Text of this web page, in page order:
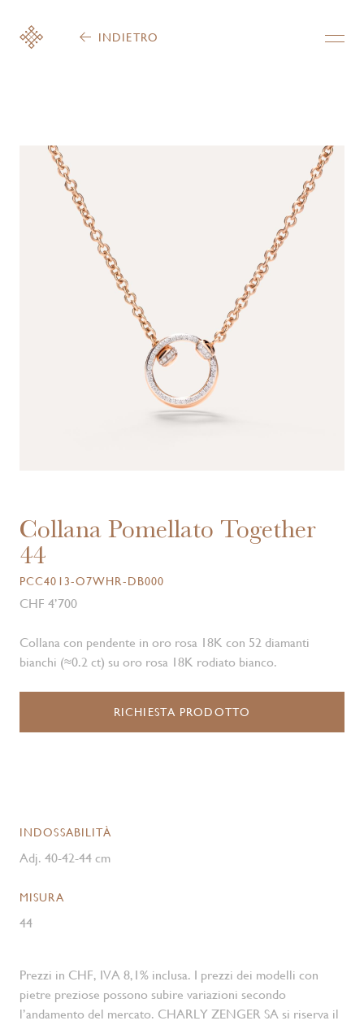
INDIETRO
Collana Pomellato Together
44
PCC4013-O7WHR-DB000
CHF 4’700
Collana con pendente in oro rosa 18K con 52 diamanti
bianchi (≈0.2 ct) su oro rosa 18K rodiato bianco.
RICHIESTA PRODOTTO
INDOSSABILITÀ
Adj. 40-42-44 cm
MISURA
44
Prezzi in CHF, IVA 8,1% inclusa. I prezzi dei modelli con
pietre preziose possono subire variazioni secondo
l’andamento del mercato. CHARLY ZENGER SA si riserva il